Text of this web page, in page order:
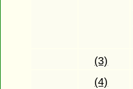
(3)
(4)